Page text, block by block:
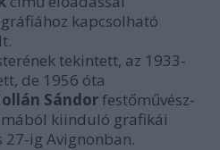
kapcsolható
tekintett, az 1933-
de 1956 óta
Sándorfestőművész-
kiinduló grafikái
ig Avignonban.